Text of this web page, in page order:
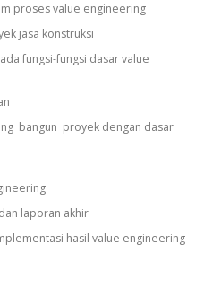
proses value engineering
jasa konstruksi
fungsi-fungsi dasar value
bangun proyek dengan dasar
laporan akhir
hasil value engineering